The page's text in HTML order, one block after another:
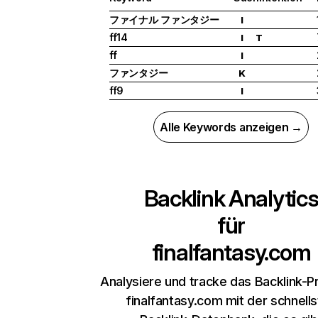
ファイナル ファンタジー
I
ff14
I T
ff
I
ファンタジー
K
ff9
I
Alle Keywords anzeigen →
Backlink Analytics
für
finalfantasy.com
Analysiere und tracke das Backlink-
finalfantasy.com mit der